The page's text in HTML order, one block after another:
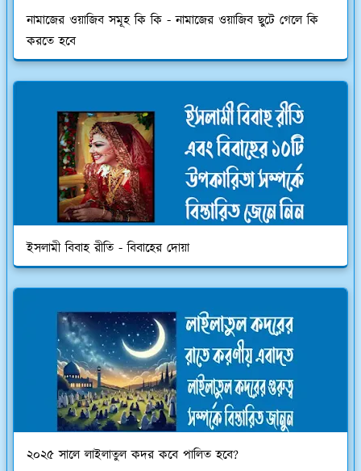
নামাজের ওয়াজিব সমূহ কি কি - নামাজের ওয়াজিব ছুটে গেলে কি
করতে হবে
ইসলামী বিবাহ রীতি - বিবাহের দোয়া
২০২৫ সালে লাইলাতুল কদর কবে পালিত হবে?